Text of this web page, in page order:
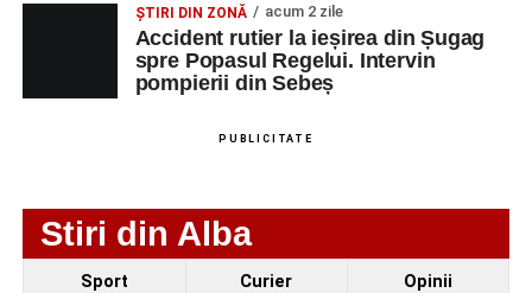
O nouă viață salvată de pompierii din Sebeș. Un
cățel a fost scos în siguranță de sub o stivă de
bușteni
spital după ce a fost lovită de o motocicletă pe
ȘTIRI DIN ZONĂ acum 2 zile
Accident rutier la ieșirea din Șugag
spre Popasul Regelui. Intervin
pompierii din Sebeș
PUBLICITATE
Stiri din Alba
Sport Curier Opinii